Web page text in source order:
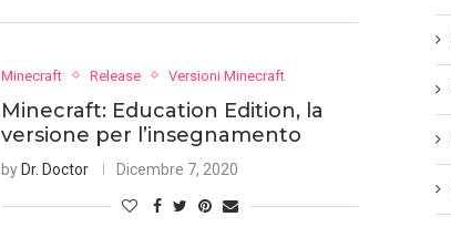
Minecraft Release Versioni Minecraft
Minecraft: Education Edition, la
versione per l’insegnamento
by Dr. Doctor Dicembre 7, 2020